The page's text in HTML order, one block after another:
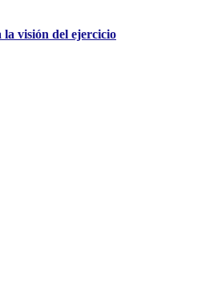
la visión del ejercicio